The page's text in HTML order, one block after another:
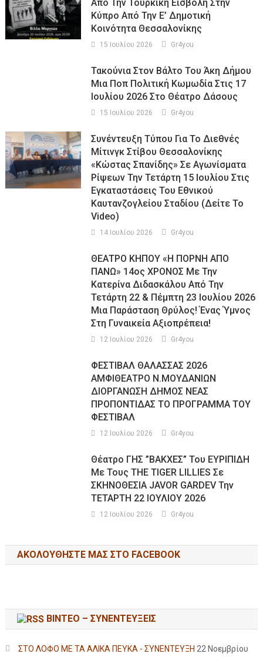
Από Την Τουρκική Εισβολή Στην
Κύπρο Από Την Ε’ Δημοτική
Κοινότητα Θεσσαλονίκης
15 Ιουλίου 2026 Gr4you
Τακούνια Στον Βάλτο Του Άκη Δήμου
Μια Ποπ Πολιτική Κωμωδία Στις 17
Ιουλίου 2026 Στο Θέατρο Δάσους
15 Ιουλίου 2026 Gr4you
Συνέντευξη Τύπου Για Το Διεθνές
Μίτινγκ Στίβου Θεσσαλονίκης
«Κώστας Σπανίδης» Σε Αγωνίσματα
Ρίψεων Την Τετάρτη 15 Ιουλίου Στις
Εγκαταστάσεις Του Εθνικού
Καυτανζογλείου Σταδίου (Δείτε Το
Video)
14 Ιουλίου 2026 Gr4you
ΘΕΑΤΡΟ ΚΗΠΟΥ «Η ΠΟΡΝΗ ΑΠΟ
ΠΑΝΩ» 14ος ΧΡΟΝΟΣ Με Την
Κατερίνα Διδασκάλου Από Την
Τετάρτη 22 & Πέμπτη 23 Ιουλίου 2026
Μια Παράσταση Θρύλος! Ένας Ύμνος
Στη Γυναικεία Αξιοπρέπεια!
12 Ιουλίου 2026 Gr4you
ΦΕΣΤΙΒΑΛ ΘΑΛΑΣΣΑΣ 2026
ΑΜΦΙΘΕΑΤΡΟ Ν.ΜΟΥΔΑΝΙΩΝ
ΔΙΟΡΓΑΝΩΣΗ ΔΗΜΟΣ ΝΕΑΣ
ΠΡΟΠΟΝΤΙΔΑΣ ΤΟ ΠΡΟΓΡΑΜΜΑ ΤΟΥ
ΦΕΣΤΙΒΑΛ
12 Ιουλίου 2026 Gr4you
Θέατρο ΓΗΣ ”ΒΑΚΧΕΣ” Του ΕΥΡΙΠΙΔΗ
Με Τους THE TIGER LILLIES Σε
ΣΚΗΝΟΘΕΣΙΑ JAVOR GARDEV Την
ΤΕΤΑΡΤΗ 22 ΙΟΥΛΙΟΥ 2026
12 Ιουλίου 2026 Gr4you
ΑΚΟΛΟΥΘΉΣΤΕ ΜΑΣ ΣΤΟ FACEBOOK
ΒΙΝΤΕΟ – ΣΥΝΕΝΤΕΥΞΕΙΣ
ΣΤΟ ΛΟΦΟ ΜΕ ΤΑ ΑΛΙΚΑ ΠΕΥΚΑ - ΣΥΝΕΝΤΕΥΞΗ 22 Νοεμβρίου